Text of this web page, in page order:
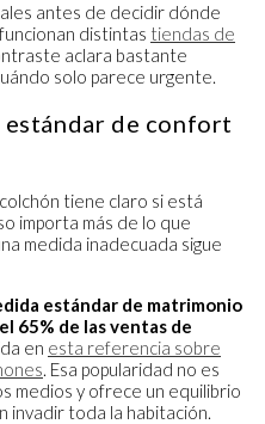
antes de decidir dónde
distintas tiendas de
aclara bastante
solo parece urgente.
de confort
tiene claro si está
importa más de lo que
medida inadecuada sigue
estándar de matrimonio
el 65% de las ventas de
en esta referencia sobre
. Esa popularidad no es
medios y ofrece un equilibrio
invadir toda la habitación.